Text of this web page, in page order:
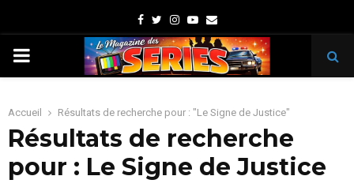
Facebook
TwitterInstagram
Youtube
Email
PRIMARY
Accueil Résultats de recherche pour : "Le Signe de Justice"
Résultats de recherche
pour : Le Signe de Justice